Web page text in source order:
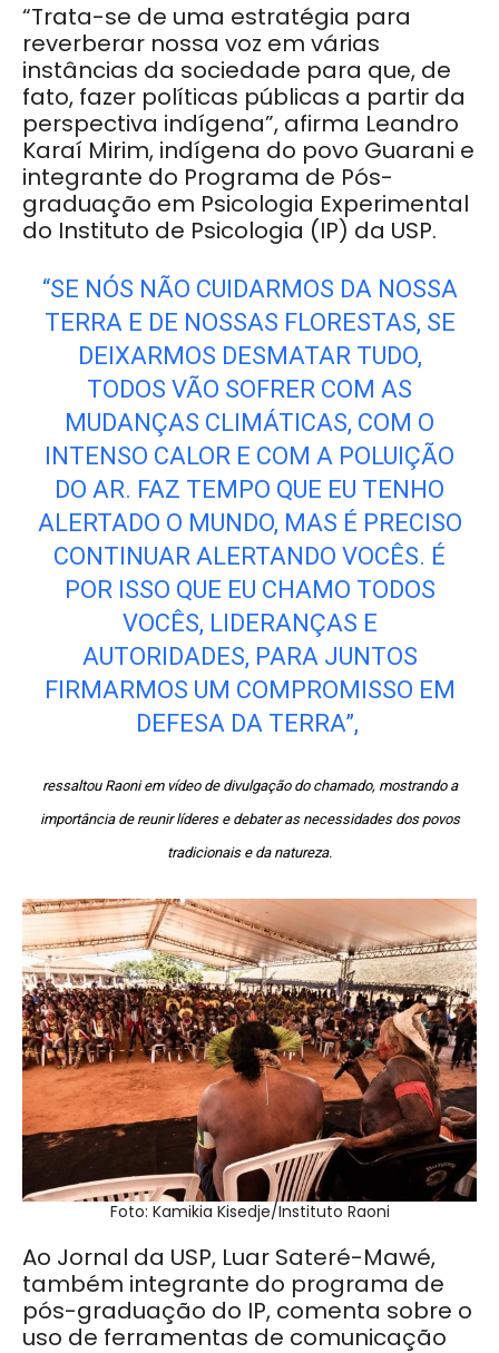
“Trata-se de uma estratégia para
reverberar nossa voz em várias
instâncias da sociedade para que, de
fato, fazer políticas públicas a partir da
perspectiva indígena”, afirma Leandro
Karaí Mirim, indígena do povo Guarani e
integrante do Programa de Pós-
graduação em Psicologia Experimental
do Instituto de Psicologia (IP) da USP.
“SE NÓS NÃO CUIDARMOS DA NOSSA
TERRA E DE NOSSAS FLORESTAS, SE
DEIXARMOS DESMATAR TUDO,
TODOS VÃO SOFRER COM AS
MUDANÇAS CLIMÁTICAS, COM O
INTENSO CALOR E COM A POLUIÇÃO
DO AR. FAZ TEMPO QUE EU TENHO
ALERTADO O MUNDO, MAS É PRECISO
CONTINUAR ALERTANDO VOCÊS. É
POR ISSO QUE EU CHAMO TODOS
VOCÊS, LIDERANÇAS E
AUTORIDADES, PARA JUNTOS
FIRMARMOS UM COMPROMISSO EM
DEFESA DA TERRA”,
ressaltou Raoni em vídeo de divulgação do chamado, mostrando a
importância de reunir líderes e debater as necessidades dos povos
tradicionais e da natureza.
Foto: Kamikia Kisedje/Instituto Raoni
Ao Jornal da USP, Luar Sateré-Mawé,
também integrante do programa de
pós-graduação do IP, comenta sobre o
uso de ferramentas de comunicação